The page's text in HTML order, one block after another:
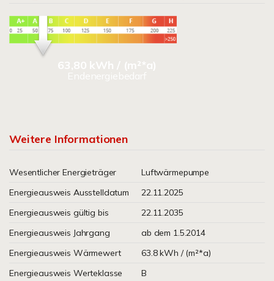
63,80 kWh / (m²*a)
Endenergiebedarf
Weitere Informationen
Wesentlicher Energieträger
Luftwärmepumpe
Energieausweis Ausstelldatum
22.11.2025
Energieausweis gültig bis
22.11.2035
Energieausweis Jahrgang
ab dem 1.5.2014
Energieausweis Wärmewert
63.8 kWh / (m²*a)
Energieausweis Werteklasse
B